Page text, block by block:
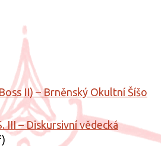
II) – Brněnský Okultní Šíšo
III – Diskursivní vědecká